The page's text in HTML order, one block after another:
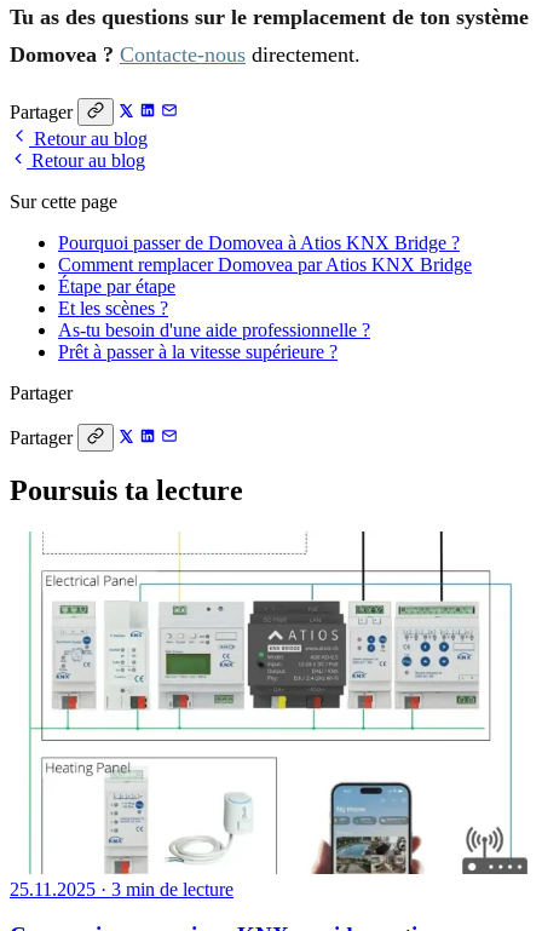
Tu as des questions sur le remplacement de ton système
Domovea ? Contacte-nous directement.
Partager
Retour au blog
Retour au blog
Sur cette page
Pourquoi passer de Domovea à Atios KNX Bridge ?
Comment remplacer Domovea par Atios KNX Bridge
Étape par étape
Et les scènes ?
As-tu besoin d'une aide professionnelle ?
Prêt à passer à la vitesse supérieure ?
Partager
Partager
Poursuis ta lecture
25.11.2025 · 3 min de lecture